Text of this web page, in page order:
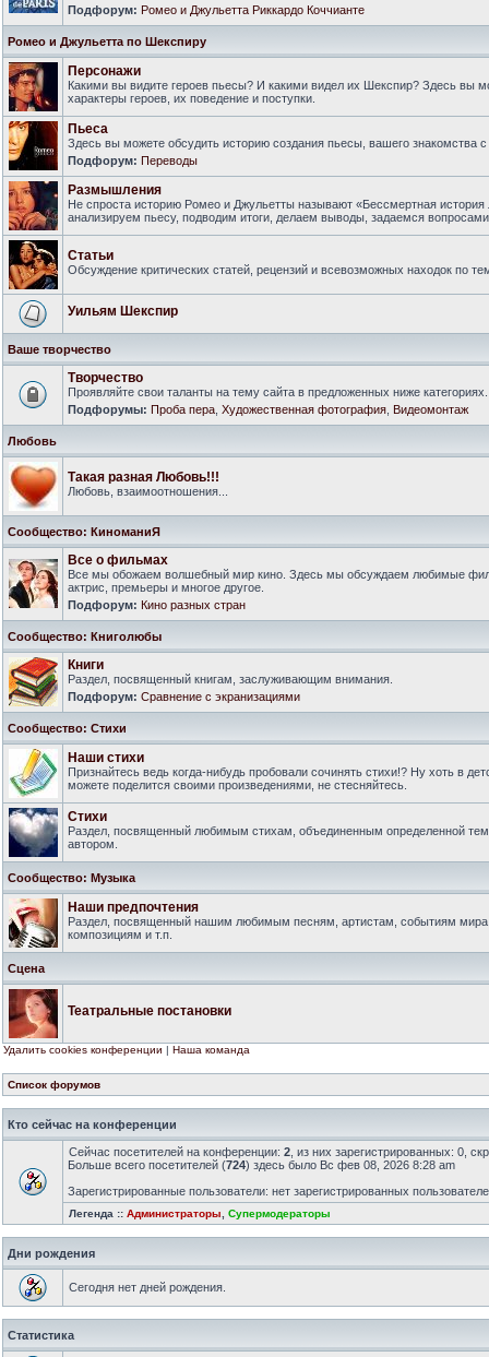
Подфорум: Ромео и Джульетта Риккардо Коччианте
Ромео и Джульетта по Шекспиру
Персонажи
Какими вы видите героев пьесы? И какими видел их Шекспир? Здесь вы
характеры героев, их поведение и поступки.
Пьеса
Здесь вы можете обсудить историю создания пьесы, вашего знакомства
Подфорум: Переводы
Размышления
Не спроста историю Ромео и Джульетты называют «Бессмертная
анализируем пьесу, подводим итоги, делаем выводы, задаемся
Статьи
Обсуждение критических статей, рецензий и всевозможных находок по
Уильям Шекспир
Ваше творчество
Творчество
Проявляйте свои таланты на тему сайта в предложенных ниже категориях.
Подфорумы: Проба пера Художественная фотография Видеомонтаж
Любовь
Такая разная Любовь!!!
Любовь, взаимоотношения...
Сообщество: КиноманиЯ
Все о фильмах
Все мы обожаем волшебный мир кино. Здесь мы обсуждаем любимые
актрис, премьеры и многое другое.
Подфорум: Кино разных стран
Сообщество: Книголюбы
Книги
Раздел, посвященный книгам, заслуживающим внимания.
Подфорум: Сравнение с экранизациями
Сообщество: Стихи
Наши стихи
Признайтесь ведь когда-нибудь пробовали сочинять стихи!? Ну хоть в
можете поделится своими произведениями, не стесняйтесь.
Стихи
Раздел, посвященный любимым стихам, объединенным определенной
автором.
Сообщество: Музыка
Наши предпочтения
Раздел, посвященный нашим любимым песням, артистам, событиям
композициям и т.п.
Сцена
Театральные постановки
Удалить cookies конференции | Наша команда
Список форумов
Кто сейчас на конференции
Сейчас посетителей на конференции: 2 , из них зарегистрированных: 0,
Больше всего посетителей (724) здесь было Вс фев 08, 2026 8:28 am
Зарегистрированные пользователи: нет зарегистрированных
Легенда :: Администраторы Супермодераторы
Дни рождения
Сегодня нет дней рождения.
Статистика